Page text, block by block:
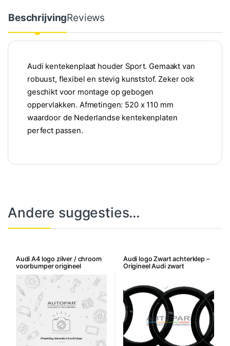
BeschrijvingReviews
Audi kentekenplaat houder Sport. Gemaakt van
robuust, flexibel en stevig kunststof. Zeker ook
geschikt voor montage op gebogen
oppervlakken. Afmetingen: 520 x 110 mm
waardoor de Nederlandse kentekenplaten
perfect passen.
Andere suggesties…
Audi A4 logo zilver / chroom
voorbumper origineel
Audi logo Zwart achterklep –
Origineel Audi zwart